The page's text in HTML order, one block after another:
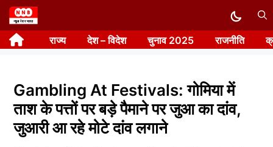
Skip
to
content राज्य देश – विदेश चुनाव 2025 राजनीति
Gambling At Festivals: गोमिया में
ताश के पत्तों पर बड़े पैमाने पर जुआ का दांव,
जुआरी आ रहे मोटे दांव लगाने